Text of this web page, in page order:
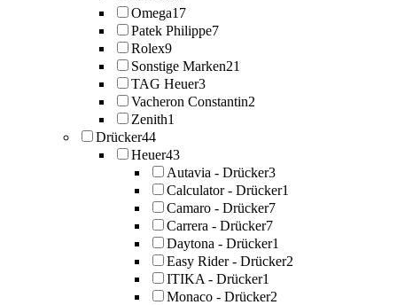
Omega17
Patek Philippe7
Rolex9
Sonstige Marken21
TAG Heuer3
Vacheron Constantin2
Zenith1
Drücker44
Heuer43
Autavia - Drücker3
Calculator - Drücker1
Camaro - Drücker7
Carrera - Drücker7
Daytona - Drücker1
Easy Rider - Drücker2
ITIKA - Drücker1
Monaco - Drücker2